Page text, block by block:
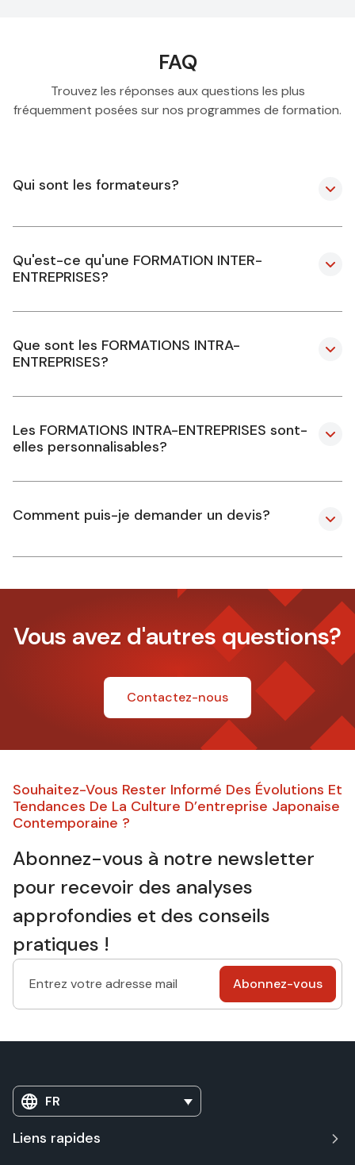
FAQ
Trouvez les réponses aux questions les plus
fréquemment posées sur nos programmes de formation.
Qui sont les formateurs?
Qu'est-ce qu'une FORMATION INTER-
ENTREPRISES?
Que sont les FORMATIONS INTRA-
ENTREPRISES?
Les FORMATIONS INTRA-ENTREPRISES sont-
elles personnalisables?
Comment puis-je demander un devis?
Vous avez d'autres questions?
Contactez-nous
Souhaitez-Vous Rester Informé Des Évolutions Et
Tendances De La Culture D’entreprise Japonaise
Contemporaine ?
Abonnez-vous à notre newsletter
pour recevoir des analyses
approfondies et des conseils
pratiques !
FR
Liens rapides